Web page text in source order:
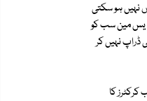
نہیں ہو سکتی
یس مین سب کو
ڈراپ نہیں کر
کا